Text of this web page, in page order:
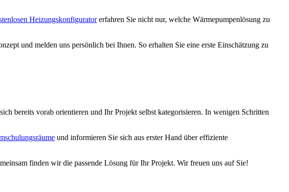
Heizungskonfiguratorerfahren Sie nicht nur, welche Wärmepumpenlösung zu
und melden uns persönlich bei Ihnen. So erhalten Sie eine erste Einschätzung zu
bereits vorab orientieren und Ihr Projekt selbst kategorisieren. In wenigen Schritten
und informieren Sie sich aus erster Hand über effiziente
finden wir die passende Lösung für Ihr Projekt. Wir freuen uns auf Sie!